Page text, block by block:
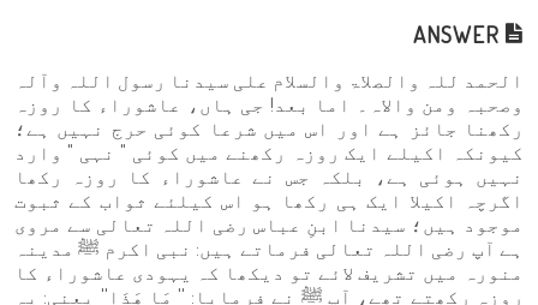
الحمد للہ والصلاۃ والسلام علی سیدنا رسول اللہ وآلہ
وصحبہ ومن والاہ۔ اما بعد! جی ہاں، عاشوراء کا روزہ
رکھنا جائز ہے اور اس میں شرعا کوئی حرج نہیں ہے؛
کیونکہ اکیلے ایک روزہ رکھنے میں کوئی " نہی " وارد
نہیں ہوئی ہے، بلکہ جس نے عاشوراء کا روزہ رکھا
اگرچہ اکیلا ایک ہی رکھا ہو اس کیلئے ثواب کے ثبوت
موجود ہیں؛ سیدنا ابنِ عباس رضی اللہ تعالی سے مروی
ہے آپ رضی اللہ تعالی فرماتے ہیں: نبی اکرم ﷺ مدینہ
منورہ میں تشریف لائے تو دیکھا کہ یہودی عاشوراء کا
روزہ رکھتے تھے، آپ ﷺ نے فرمایا: '' مَا هَذَا'' یعنی: یہ